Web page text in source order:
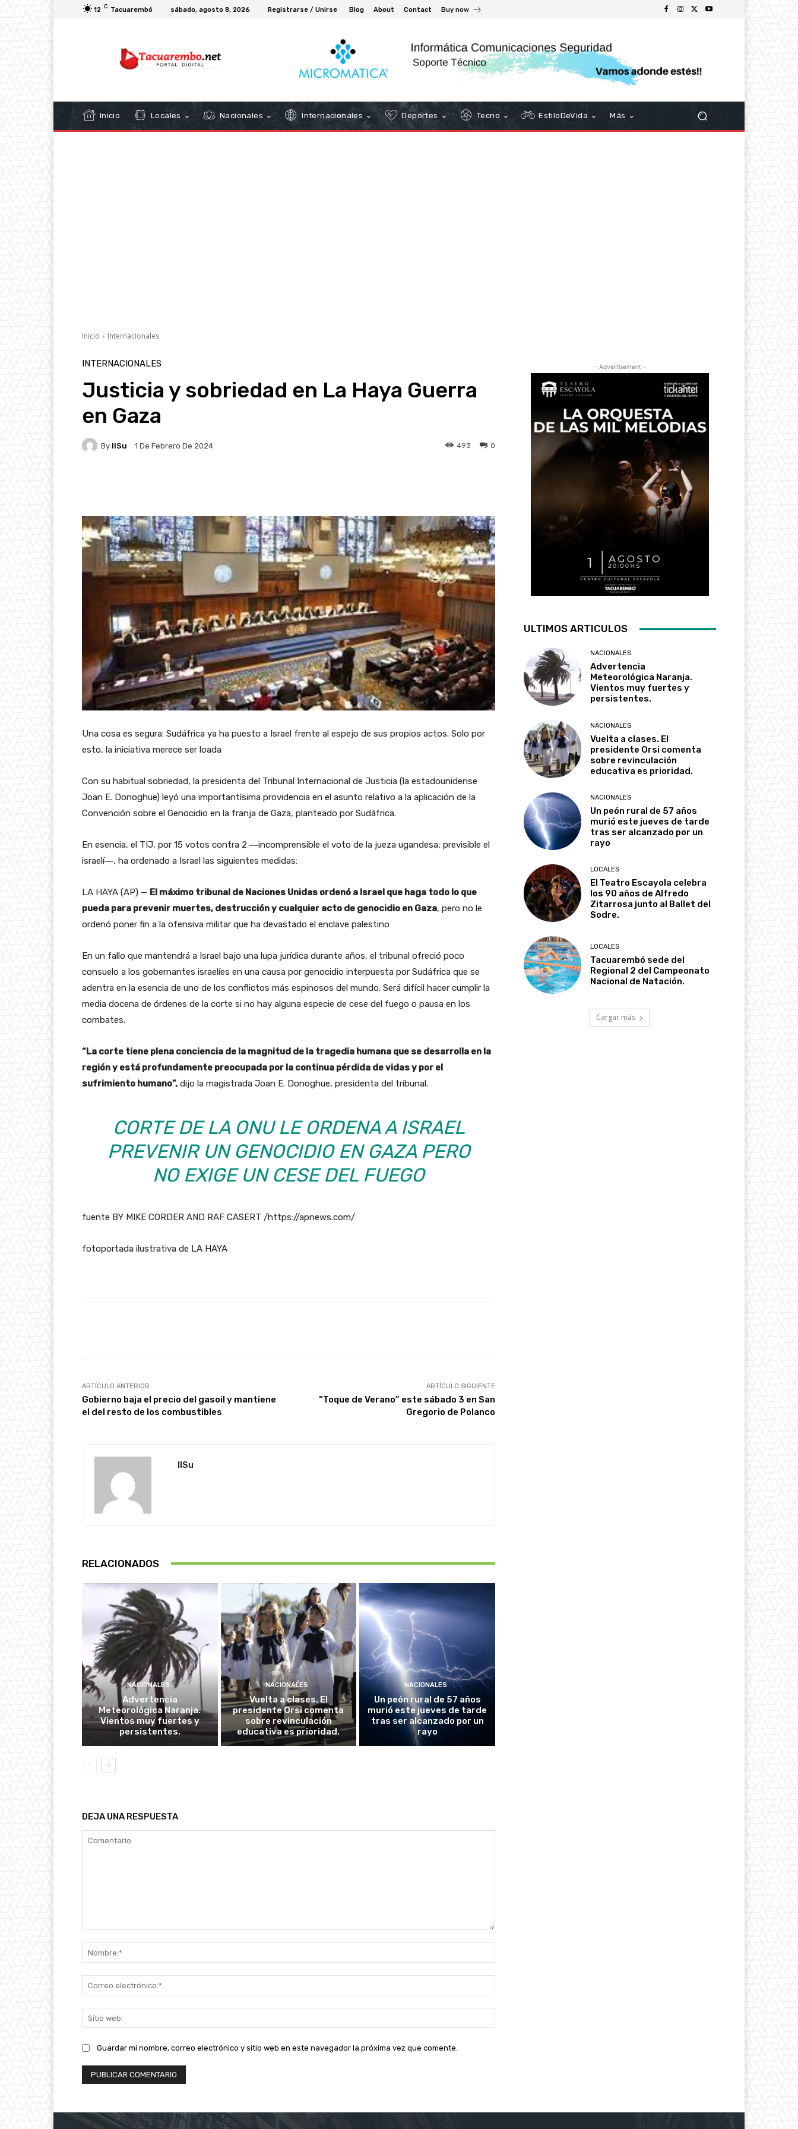
12 C Tacuarembó sábado, agosto 8, 2026 Registrarse / Unirse Blog About Contact Buy now
Inicio Locales Nacionales Internacionales Deportes Tecno EstiloDeVida Más
Inicio Internacionales
INTERNACIONALES
Justicia y sobriedad en La Haya Guerra
en Gaza
By IlSu 1 De Febrero De 2024 0
493
Una cosa es segura: Sudáfrica ya ha puesto a Israel frente al espejo de sus propios actos. Solo por
esto, la iniciativa merece ser loada
Con su habitual sobriedad, la presidenta del Tribunal Internacional de Justicia (la estadounidense
Joan E. Donoghue) leyó una importantísima providencia en el asunto relativo a la aplicación de la
Convención sobre el Genocidio en la franja de Gaza, planteado por Sudáfrica.
En esencia, el TIJ, por 15 votos contra 2 ―incomprensible el voto de la jueza ugandesa; previsible el
israelí―, ha ordenado a Israel las siguientes medidas:
LA HAYA (AP) — El máximo tribunal de Naciones Unidas ordenó a Israel que haga todo lo que
pueda para prevenir muertes, destrucción y cualquier acto de genocidio en Gaza, pero no le
ordenó poner fin a la ofensiva militar que ha devastado el enclave palestino
En un fallo que mantendrá a Israel bajo una lupa jurídica durante años, el tribunal ofreció poco
consuelo a los gobernantes israelíes en una causa por genocidio interpuesta por Sudáfrica que se
adentra en la esencia de uno de los conflictos más espinosos del mundo. Será difícil hacer cumplir la
media docena de órdenes de la corte si no hay alguna especie de cese del fuego o pausa en los
combates.
“La corte tiene plena conciencia de la magnitud de la tragedia humana que se desarrolla en la
región y está profundamente preocupada por la continua pérdida de vidas y por el
sufrimiento humano”, dijo la magistrada Joan E. Donoghue, presidenta del tribunal.
CORTE DE LA ONU LE ORDENA A ISRAEL
PREVENIR UN GENOCIDIO EN GAZA PERO
NO EXIGE UN CESE DEL FUEGO
fuente BY MIKE CORDER AND RAF CASERT /https://apnews.com/
fotoportada ilustrativa de LA HAYA
ARTÍCULO ANTERIOR
Gobierno baja el precio del gasoil y mantiene
el del resto de los combustibles
ARTÍCULO SIGUIENTE
“Toque de Verano” este sábado 3 en San
Gregorio de Polanco
IlSu
RELACIONADOS
NACIONALES
Advertencia
Meteorológica Naranja.
Vientos muy fuertes y
persistentes.
NACIONALES
Vuelta a clases. El
presidente Orsi comenta
sobre revinculación
educativa es prioridad.
NACIONALES
Un peón rural de 57 años
murió este jueves de tarde
tras ser alcanzado por un
rayo
DEJA UNA RESPUESTA
electrónico:*
web:
Guardar mi nombre, correo electrónico y sitio web en este navegador la próxima vez que comente.
- Advertisement -
ULTIMOS ARTICULOS
NACIONALES
Advertencia
Meteorológica Naranja.
Vientos muy fuertes y
persistentes.
NACIONALES
Vuelta a clases. El
presidente Orsi comenta
sobre revinculación
educativa es prioridad.
NACIONALES
Un peón rural de 57 años
murió este jueves de tarde
tras ser alcanzado por un
rayo
LOCALES
El Teatro Escayola celebra
los 90 años de Alfredo
Zitarrosa junto al Ballet del
Sodre.
LOCALES
Tacuarembó sede del
Regional 2 del Campeonato
Nacional de Natación.
Cargar más